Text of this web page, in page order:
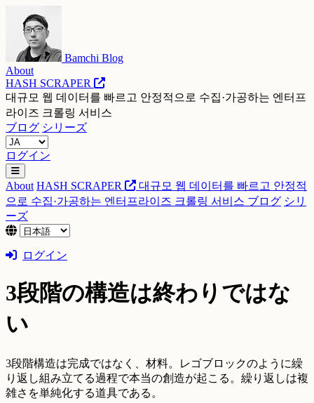
Bamchi Blog
About
HASH SCRAPER
대규모 웹 데이터를 빠르고 안정적으로 수집·가공하는 엔터프
라이즈 크롤링 서비스
ブログ シリーズ
ログイン
About HASH SCRAPER
대규모 웹 데이터를 빠르고 안정적
으로 수집·가공하는 엔터프라이즈 크롤링 서비스 ブログ シリ
ーズ
ログイン
3段階の構造は終わりではな
い
3段階構造は完成ではなく、材料。レゴブロックのように繰
り返し組み立てる過程で本当の創造が起こる。繰り返しは複
雑さを単純化する道具である。